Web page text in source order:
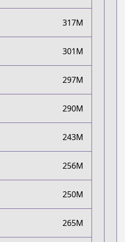
317M
301M
297M
290M
243M
256M
250M
265M